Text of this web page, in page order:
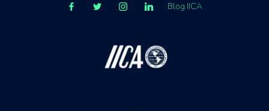
Blog IICA